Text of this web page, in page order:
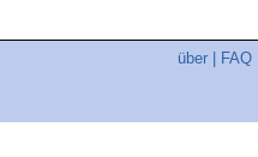
über FAQ